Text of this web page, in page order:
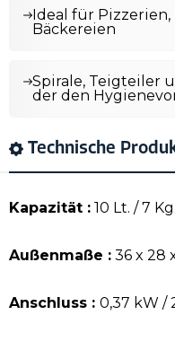
Ideal für
Bäckereien
Spirale, Teigteiler
der den
Technische
Kapazität : 10 Lt. / 7 Kg.
Außenmaße : 36 x 28
Anschluss : 0,37 kW /